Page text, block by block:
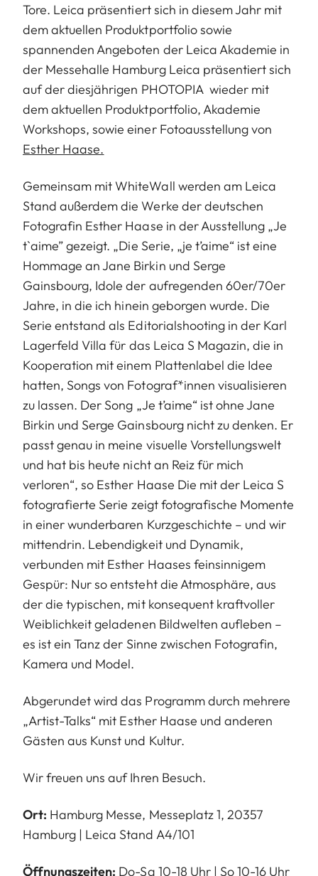
Tore. Leica präsentiert sich in diesem Jahr mit
dem aktuellen Produktportfolio sowie
spannenden Angeboten der Leica Akademie in
der Messehalle Hamburg Leica präsentiert sich
auf der diesjährigen PHOTOPIA wieder mit
dem aktuellen Produktportfolio, Akademie
Workshops, sowie einer Fotoausstellung von
Esther Haase.
Gemeinsam mit WhiteWall werden am Leica
Stand außerdem die Werke der deutschen
Fotografin Esther Haase in der Ausstellung „Je
t`aime” gezeigt. „Die Serie, „je t’aime“ ist eine
Hommage an Jane Birkin und Serge
Gainsbourg, Idole der aufregenden 60er/70er
Jahre, in die ich hinein geborgen wurde. Die
Serie entstand als Editorialshooting in der Karl
Lagerfeld Villa für das Leica S Magazin, die in
Kooperation mit einem Plattenlabel die Idee
hatten, Songs von Fotograf*innen visualisieren
zu lassen. Der Song „Je t’aime“ ist ohne Jane
Birkin und Serge Gainsbourg nicht zu denken. Er
passt genau in meine visuelle Vorstellungswelt
und hat bis heute nicht an Reiz für mich
verloren“, so Esther Haase Die mit der Leica S
fotografierte Serie zeigt fotografische Momente
in einer wunderbaren Kurzgeschichte – und wir
mittendrin. Lebendigkeit und Dynamik,
verbunden mit Esther Haases feinsinnigem
Gespür: Nur so entsteht die Atmosphäre, aus
der die typischen, mit konsequent kraftvoller
Weiblichkeit geladenen Bildwelten aufleben –
es ist ein Tanz der Sinne zwischen Fotografin,
Kamera und Model.
Abgerundet wird das Programm durch mehrere
„Artist-Talks“ mit Esther Haase und anderen
Gästen aus Kunst und Kultur.
Wir freuen uns auf Ihren Besuch.
Ort: Hamburg Messe, Messeplatz 1, 20357
Hamburg | Leica Stand A4/101
Öffnungszeiten: Do-Sa 10-18 Uhr | So 10-16 Uhr